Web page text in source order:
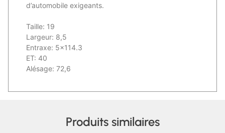
d’automobile exigeants.
Taille: 19
Largeur: 8,5
Entraxe: 5×114.3
ET: 40
Alésage: 72,6
Produits similaires